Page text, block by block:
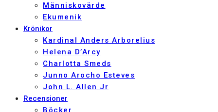
Människovärde
Ekumenik
Krönikor
Kardinal Anders Arborelius
Helena D’Arcy
Charlotta Smeds
Junno Arocho Esteves
John L. Allen Jr
Recensioner
Böcker